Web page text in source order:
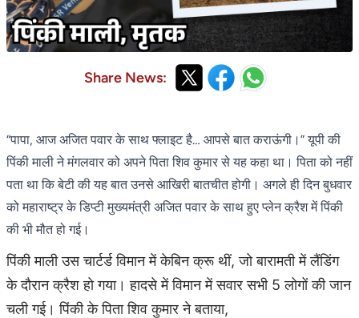
Share News:
“पापा, आज अजित पवार के साथ फ्लाइट है… आपसे बात कराऊंगी।” यूपी की
पिंकी माली ने मंगलवार को अपने पिता शिव कुमार से यह कहा था। पिता को नहीं
पता था कि बेटी की यह बात उनसे आखिरी बातचीत होगी। अगले ही दिन बुधवार
को महाराष्ट्र के डिप्टी मुख्यमंत्री अजित पवार के साथ हुए प्लेन क्रैश में पिंकी
की भी मौत हो गई।
पिंकी माली उस चार्टर्ड विमान में केबिन क्रू थीं, जो बारामती में लैंडिंग
के दौरान क्रैश हो गया। हादसे में विमान में सवार सभी 5 लोगों की जान
चली गई। पिंकी के पिता शिव कुमार ने बताया,